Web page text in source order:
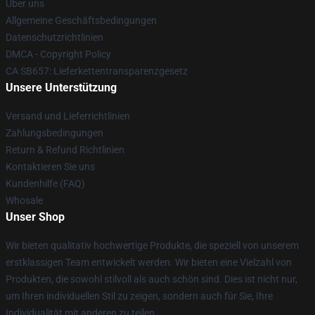
Über uns
Allgemeine Geschäftsbedingungen
Datenschutzrichtlinien
DMCA - Copyright Policy
CA SB657: Lieferkettentransparenzgesetz
Unsere Unterstützung
Versand und Lieferrichtlinien
Zahlungsbedingungen
Return & Refund Richtlinien
Kontaktieren Sie uns
Kundenhilfe (FAQ)
Whosale
Unser Shop
Wir bieten qualitativ hochwertige Produkte, die speziell von unserem
erstklassigen Team entwickelt werden. Wir bieten eine Vielzahl von
Produkten, die sowohl stilvoll als auch schön sind. Dies ist nicht nur,
um Ihren individuellen Stil zu zeigen, sondern auch für Sie, Ihre
Individualität mit anderen zu teilen.